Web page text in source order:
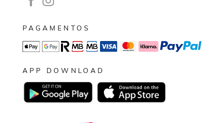
PAGAMENTOS
APP DOWNLOAD